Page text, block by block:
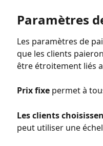
Paramètres
Les paramètres de
que les clients
être étroitement liés
Prix fixe permet à
Les clients
peut utiliser une